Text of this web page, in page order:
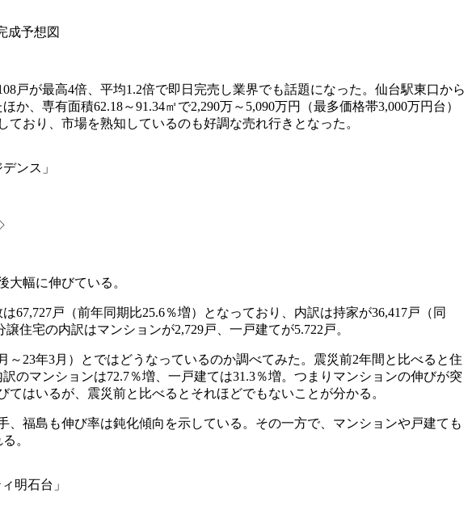
成予想図
が最高4倍、平均1.2倍で即日完売し業界でも話題になった。仙台駅東口から
、専有面積62.18～91.34㎡で2,290万～5,090万円（最多価格帯3,000万円台）
おり、市場を熟知しているのも好調な売れ行きとなった。
ンス」
幅に伸びている。
戸（前年同期比25.6％増）となっており、内訳は持家が36,417戸（同
住宅の内訳はマンションが2,729戸、一戸建てが5.722戸。
23年3月）とではどうなっているのか調べてみた。震災前2年間と比べると住
のマンションは72.7％増、一戸建ては31.3％増。つまりマンションの伸びが突
はいるが、震災前と比べるとそれほどでもないことが分かる。
福島も伸び率は鈍化傾向を示している。その一方で、マンションや戸建ても
。
明石台」